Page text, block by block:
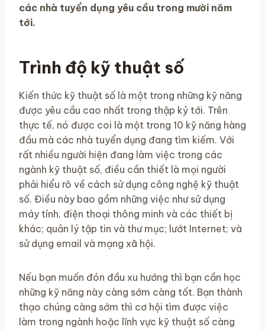
các nhà tuyển dụng yêu cầu trong mười năm
tới.
Trình độ kỹ thuật số
Kiến thức kỹ thuật số là một trong những kỹ năng
được yêu cầu cao nhất trong thập kỷ tới. Trên
thực tế, nó được coi là một trong 10 kỹ năng hàng
đầu mà các nhà tuyển dụng đang tìm kiếm. Với
rất nhiều người hiện đang làm việc trong các
ngành kỹ thuật số, điều cần thiết là mọi người
phải hiểu rõ về cách sử dụng công nghệ kỹ thuật
số. Điều này bao gồm những việc như sử dụng
máy tính, điện thoại thông minh và các thiết bị
khác; quản lý tập tin và thư mục; lướt Internet; và
sử dụng email và mạng xã hội.
Nếu bạn muốn đón đầu xu hướng thì bạn cần học
những kỹ năng này càng sớm càng tốt. Bạn thành
thạo chúng càng sớm thì cơ hội tìm được việc
làm trong ngành hoặc lĩnh vực kỹ thuật số càng